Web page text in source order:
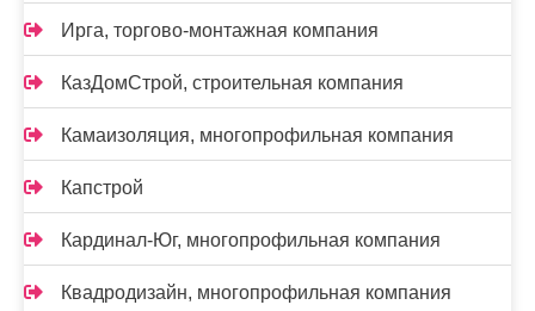
Ирга, торгово-монтажная компания
КазДомСтрой, строительная компания
Камаизоляция, многопрофильная компания
Капстрой
Кардинал-Юг, многопрофильная компания
Квадродизайн, многопрофильная компания